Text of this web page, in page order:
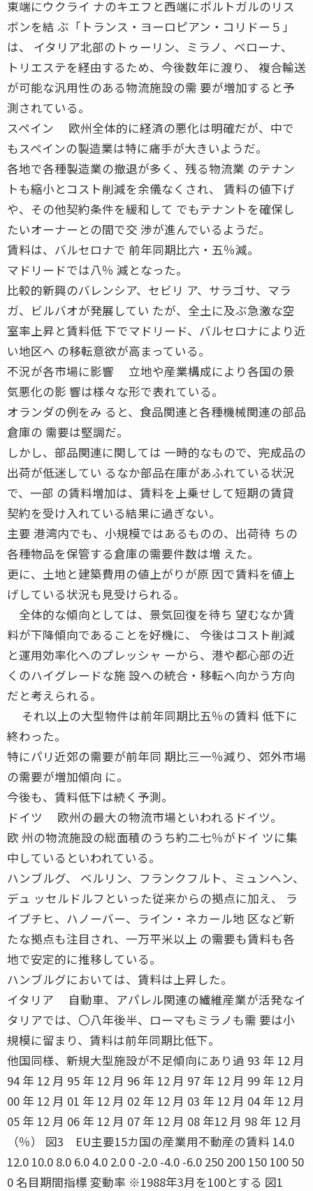
東端にウクライ ナのキエフと西端にポルトガルのリス
ボンを結 ぶ「トランス・ヨーロピアン・コリドー５」
は、 イタリア北部のトゥーリン、ミラノ、ベローナ、
トリエステを経由するため、今後数年に渡り、 複合輸送
が可能な汎用性のある物流施設の需 要が増加すると予
測されている。
スペイン 欧州全体的に経済の悪化は明確だが、中で
もスペインの製造業は特に痛手が大きいようだ。
各地で各種製造業の撤退が多く、残る物流業 のテナン
トも縮小とコスト削減を余儀なくされ、 賃料の値下げ
や、その他契約条件を緩和して でもテナントを確保し
たいオーナーとの間で交 渉が進んでいるようだ。
賃料は、バルセロナで 前年同期比六・五％減。
マドリードでは八％ 減となった。
比較的新興のバレンシア、セビリ ア、サラゴサ、マラ
ガ、ビルバオが発展してい たが、全土に及ぶ急激な空
室率上昇と賃料低 下でマドリード、バルセロナにより近
い地区へ の移転意欲が高まっている。
不況が各市場に影響 立地や産業構成により各国の景
気悪化の影 響は様々な形で表れている。
オランダの例をみ ると、食品関連と各種機械関連の部品
倉庫の 需要は堅調だ。
しかし、部品関連に関しては 一時的なもので、完成品の
出荷が低迷してい るなか部品在庫があふれている状況
で、一部 の賃料増加は、賃料を上乗せして短期の賃貸
契約を受け入れている結果に過ぎない。
主要 港湾内でも、小規模ではあるものの、出荷待 ちの
各種物品を保管する倉庫の需要件数は増 えた。
更に、土地と建築費用の値上がりが原 因で賃料を値上
げしている状況も見受けられる。
全体的な傾向としては、景気回復を待ち 望むなか賃
料が下降傾向であることを好機に、 今後はコスト削減
と運用効率化へのプレッシャ ーから、港や都心部の近
くのハイグレードな施 設への統合・移転へ向かう方向
だと考えられる。
それ以上の大型物件は前年同期比五％の賃料 低下に
終わった。
特にパリ近郊の需要が前年同 期比三一％減り、郊外市場
の需要が増加傾向 に。
今後も、賃料低下は続く予測。
ドイツ 欧州の最大の物流市場といわれるドイツ。
欧 州の物流施設の総面積のうち約二七％がドイ ツに集
中しているといわれている。
ハンブルグ、 ベルリン、フランクフルト、ミュンヘン、
デュ ッセルドルフといった従来からの拠点に加え、 ラ
イプチヒ、ハノーバー、ライン・ネカール地 区など新
たな拠点も注目され、一万平米以上 の需要も賃料も各
地で安定的に推移している。
ハンブルグにおいては、賃料は上昇した。
イタリア 自動車、アパレル関連の繊維産業が活発なイ
タリアでは、〇八年後半、ローマもミラノも需 要は小
規模に留まり、賃料は前年同期比低下。
他国同様、新規大型施設が不足傾向にあり過 93 年 12 月
94 年 12 月 95 年 12 月 96 年 12 月 97 年 12 月 99 年 12 月
00 年 12 月 01 年 12 月 02 年 12 月 03 年 12 月 04 年 12 月
05 年 12 月 06 年 12 月 07 年 12 月 08 年12 月 98 年 12 月
（％） 図3 EU主要15カ国の産業用不動産の賃料 14.0
12.0 10.0 8.0 6.0 4.0 2.0 0 -2.0 -4.0 -6.0 250 200 150 100 50
0 名目期間指標 変動率 ※1988年3月を100とする 図1